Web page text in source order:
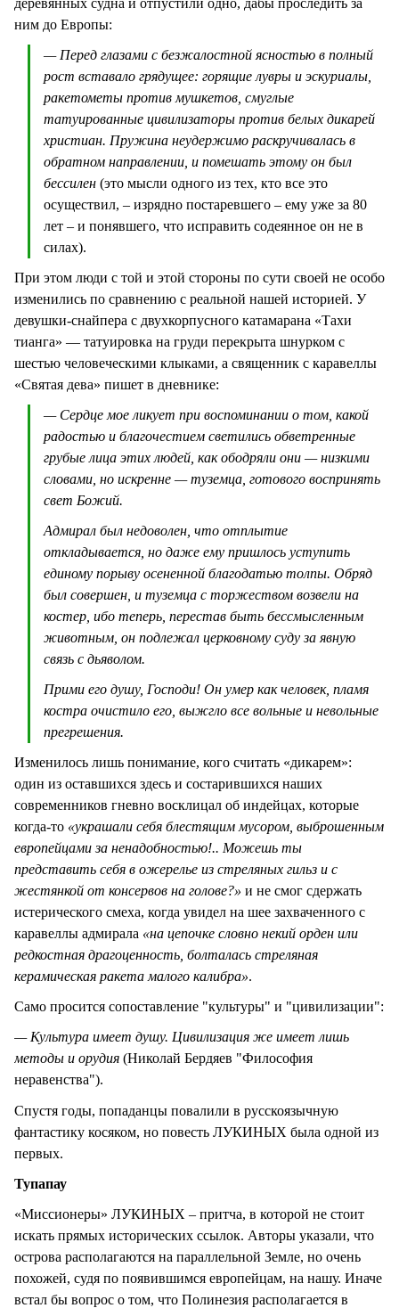
ним до Европы:
— Перед глазами с безжалостной ясностью в полный
рост вставало грядущее: горящие лувры и эскуриалы,
ракетометы против мушкетов, смуглые
татуированные цивилизаторы против белых дикарей
христиан. Пружина неудержимо раскручивалась в
обратном направлении, и помешать этому он был
бессилен (это мысли одного из тех, кто все это
осуществил, – изрядно постаревшего – ему уже за 80
лет – и понявшего, что исправить содеянное он не в
силах).
При этом люди с той и этой стороны по сути своей не особо
изменились по сравнению с реальной нашей историей. У
девушки-снайпера с двухкорпусного катамарана «Тахи
тианга» — татуировка на груди перекрыта шнурком с
шестью человеческими клыками, а священник с каравеллы
«Святая дева» пишет в дневнике:
— Сердце мое ликует при воспоминании о том, какой
радостью и благочестием светились обветренные
грубые лица этих людей, как ободряли они — низкими
словами, но искренне — туземца, готового воспринять
свет Божий.
Адмирал был недоволен, что отплытие
откладывается, но даже ему пришлось уступить
единому порыву осененной благодатью толпы. Обряд
был совершен, и туземца с торжеством возвели на
костер, ибо теперь, перестав быть бессмысленным
животным, он подлежал церковному суду за явную
связь с дьяволом.
Прими его душу, Господи! Он умер как человек, пламя
костра очистило его, выжгло все вольные и невольные
прегрешения.
Изменилось лишь понимание, кого считать «дикарем»:
один из оставшихся здесь и состарившихся наших
современников гневно восклицал об индейцах, которые
когда-то «украшали себя блестящим мусором, выброшенным
европейцами за ненадобностью!.. Можешь ты
представить себя в ожерелье из стреляных гильз и с
жестянкой от консервов на голове?» и не смог сдержать
истерического смеха, когда увидел на шее захваченного с
каравеллы адмирала «на цепочке словно некий орден или
редкостная драгоценность, болталась стреляная
керамическая ракета малого калибра».
Само просится сопоставление "культуры" и "цивилизации":
— Культура имеет душу. Цивилизация же имеет лишь
методы и орудия (Николай Бердяев "Философия
неравенства").
Спустя годы, попаданцы повалили в русскоязычную
фантастику косяком, но повесть ЛУКИНЫХ была одной из
первых.
Тупапау
«Миссионеры» ЛУКИНЫХ – притча, в которой не стоит
искать прямых исторических ссылок. Авторы указали, что
острова располагаются на параллельной Земле, но очень
похожей, судя по появившимся европейцам, на нашу. Иначе
встал бы вопрос о том, что Полинезия располагается в